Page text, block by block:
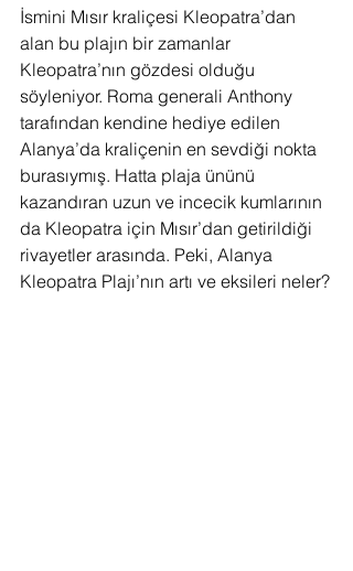
İsmini Mısır kraliçesi Kleopatra’dan
alan bu plajın bir zamanlar
Kleopatra’nın gözdesi olduğu
söyleniyor. Roma generali Anthony
tarafından kendine hediye edilen
Alanya’da kraliçenin en sevdiği nokta
burasıymış. Hatta plaja ününü
kazandıran uzun ve incecik kumlarının
da Kleopatra için Mısır’dan getirildiği
rivayetler arasında. Peki, Alanya
Kleopatra Plajı’nın artı ve eksileri neler?